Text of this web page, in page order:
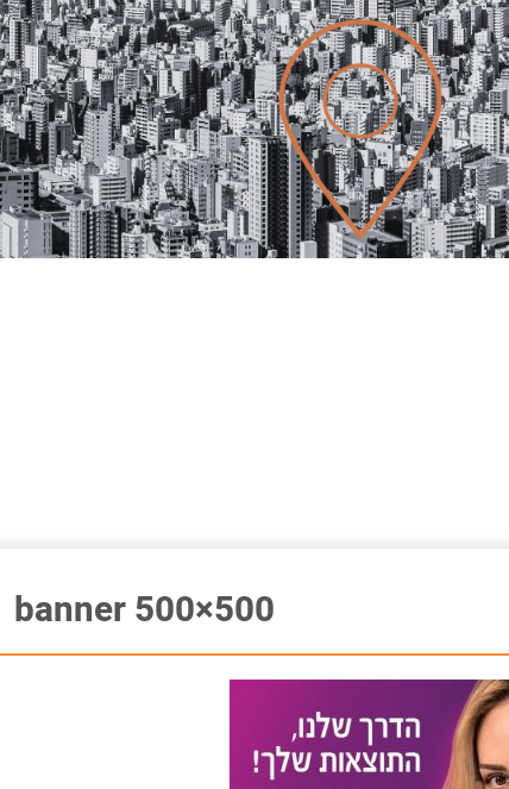
banner 500×500